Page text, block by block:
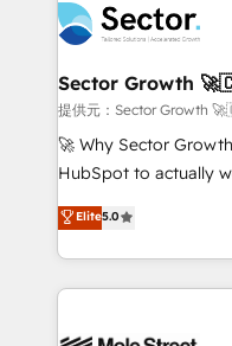
empresas em 13
a maior parceira da
líder no ranking
HubSpot.
businesses. Our teams are based in North America
and APAC. We are HubSpot's top-ranked Advanced
Implementation
to their advisory council. We strive to do
with good people'
brands. You can see
Sector Growth
提供元：Sector Growth
🚀 Why Sector
HubSpot to actually
HubSpot Experts:
automation, and training
Technical Execution:
Integrations;
Elite5.0